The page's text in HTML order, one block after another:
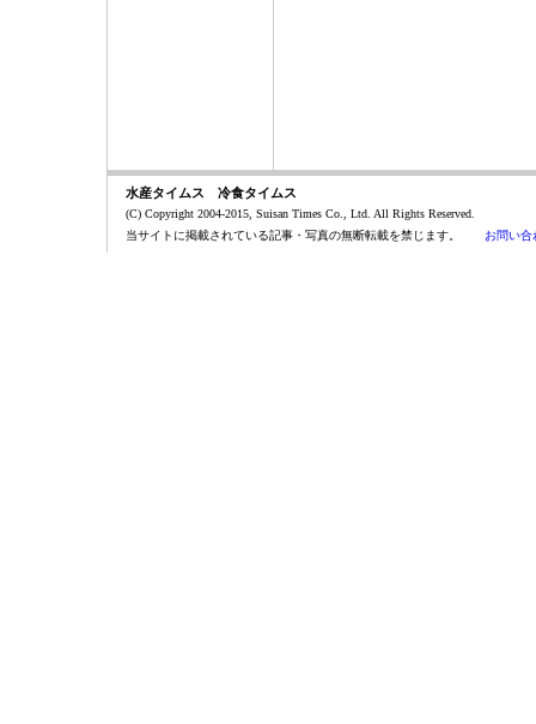
水産タイムス 冷食タイムス
(C) Copyright 2004-2015, Suisan Times Co., Ltd. All Rights Reserved.
当サイトに掲載されている記事・写真の無断転載を禁じます。 お問い合